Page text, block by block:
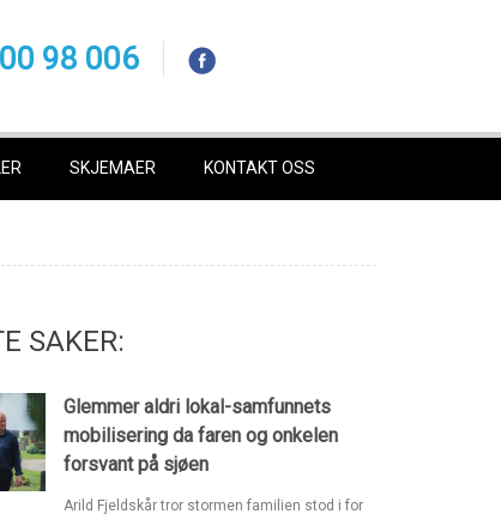
98 006
SKJEMAER KONTAKT OSS
SAKER:
Glemmer aldri lokal-samfunnets
mobilisering da faren og onkelen
forsvant på sjøen
Arild Fjeldskår tror stormen familien stod i for